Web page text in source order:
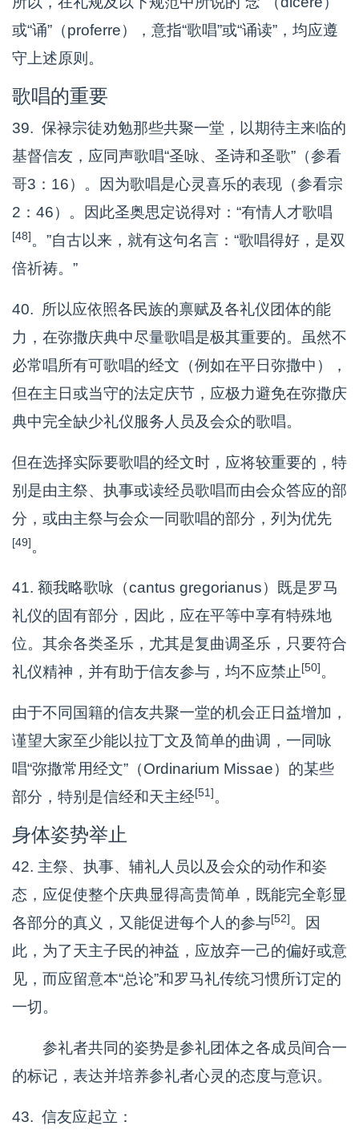
或“诵”（proferre），意指“歌唱”或“诵读”，均应遵
守上述原则。
歌唱的重要
39. 保禄宗徒劝勉那些共聚一堂，以期待主来临的
基督信友，应同声歌唱“圣咏、圣诗和圣歌”（参看
哥3：16）。因为歌唱是心灵喜乐的表现（参看宗
2：46）。因此圣奥思定说得对：“有情人才歌唱
[48]。”自古以来，就有这句名言：“歌唱得好，是双
倍祈祷。”
40. 所以应依照各民族的禀赋及各礼仪团体的能
力，在弥撒庆典中尽量歌唱是极其重要的。虽然不
必常唱所有可歌唱的经文（例如在平日弥撒中），
但在主日或当守的法定庆节，应极力避免在弥撒庆
典中完全缺少礼仪服务人员及会众的歌唱。
但在选择实际要歌唱的经文时，应将较重要的，特
别是由主祭、执事或读经员歌唱而由会众答应的部
分，或由主祭与会众一同歌唱的部分，列为优先
[49]。
41. 额我略歌咏（cantus gregorianus）既是罗马
礼仪的固有部分，因此，应在平等中享有特殊地
位。其余各类圣乐，尤其是复曲调圣乐，只要符合
礼仪精神，并有助于信友参与，均不应禁止[50]。
由于不同国籍的信友共聚一堂的机会正日益增加，
谨望大家至少能以拉丁文及简单的曲调，一同咏
唱“弥撒常用经文”（Ordinarium Missae）的某些
部分，特别是信经和天主经[51]。
身体姿势举止
42. 主祭、执事、辅礼人员以及会众的动作和姿
态，应促使整个庆典显得高贵简单，既能完全彰显
各部分的真义，又能促进每个人的参与[52]。因
此，为了天主子民的神益，应放弃一己的偏好或意
见，而应留意本“总论”和罗马礼传统习惯所订定的
一切。
参礼者共同的姿势是参礼团体之各成员间合一
的标记，表达并培养参礼者心灵的态度与意识。
43. 信友应起立：